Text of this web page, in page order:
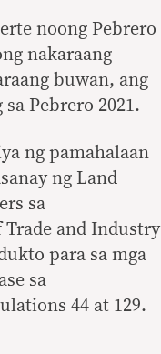
noong Pebrero
nakaraang
buwan, ang
Pebrero 2021.
ng pamahalaan
ng Land
sa
Trade and Industry
para sa mga
sa
44 at 129.